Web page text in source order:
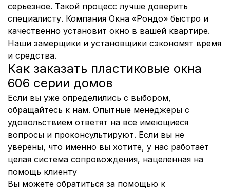
серьезное. Такой процесс лучше доверить
специалисту. Компания Окна «Рондо» быстро и
качественно установит окно в вашей квартире.
Наши замерщики и установщики сэкономят время
и средства.
Как заказать пластиковые окна
606 серии домов
Если вы уже определились с выбором,
обращайтесь к нам. Опытные менеджеры с
удовольствием ответят на все имеющиеся
вопросы и проконсультируют. Если вы не
уверены, что именно вы хотите, у нас работает
целая система сопровождения, нацеленная на
помощь клиенту
Вы можете обратиться за помощью к